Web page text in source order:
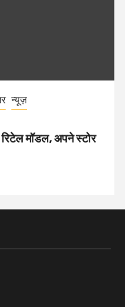
न्यूज़
मॉडल, अपने स्टोर